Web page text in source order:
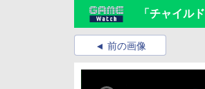
「チャイル
前の画像